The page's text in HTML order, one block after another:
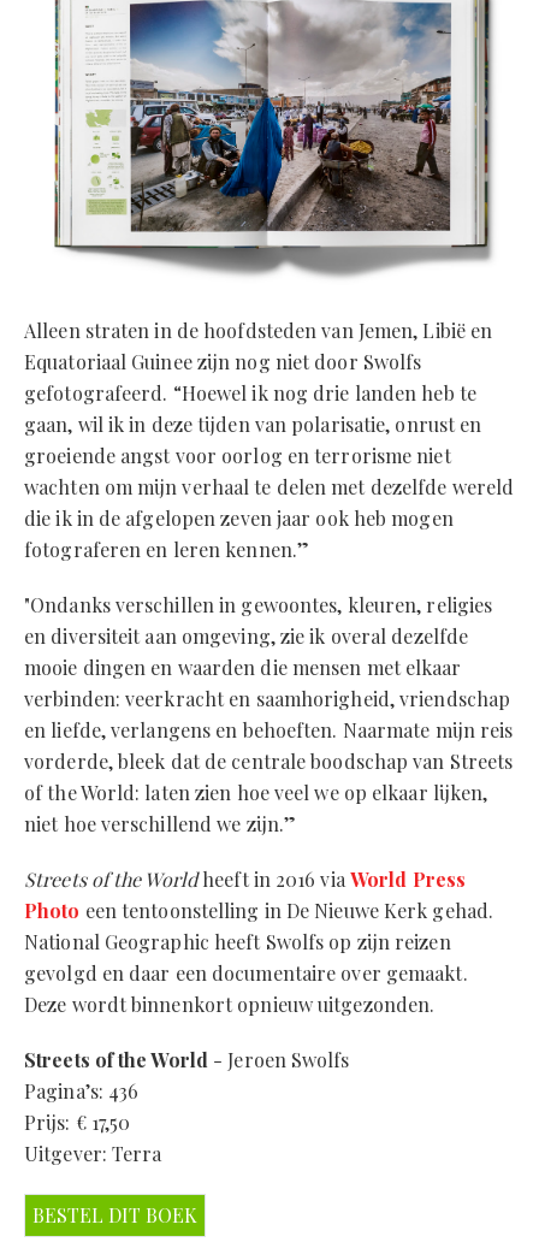
Alleen straten in de hoofdsteden van Jemen, Libië en
Equatoriaal Guinee zijn nog niet door Swolfs
gefotografeerd. “Hoewel ik nog drie landen heb te
gaan, wil ik in deze tijden van polarisatie, onrust en
groeiende angst voor oorlog en terrorisme niet
wachten om mijn verhaal te delen met dezelfde wereld
die ik in de afgelopen zeven jaar ook heb mogen
fotograferen en leren kennen.”
"Ondanks verschillen in gewoontes, kleuren, religies
en diversiteit aan omgeving, zie ik overal dezelfde
mooie dingen en waarden die mensen met elkaar
verbinden: veerkracht en saamhorigheid, vriendschap
en liefde, verlangens en behoeften. Naarmate mijn reis
vorderde, bleek dat de centrale boodschap van Streets
of the World: laten zien hoe veel we op elkaar lijken,
niet hoe verschillend we zijn.”
Streets of the Worldheeft in 2016 viaWorld Press
Photo een tentoonstelling in De Nieuwe Kerk gehad.
National Geographic heeft Swolfs op zijn reizen
gevolgd en daar een documentaire over gemaakt.
Deze wordt binnenkort opnieuw uitgezonden.
Streets of the World - Jeroen Swolfs
Pagina’s: 436
Prijs: € 17,50
Uitgever: Terra
BESTEL DIT BOEK